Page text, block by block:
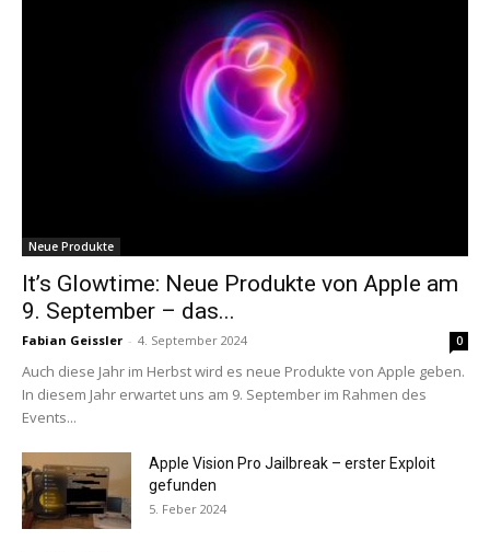
Neue Produkte
It’s Glowtime: Neue Produkte von Apple am
9. September – das...
Fabian Geissler - 4. September 2024 0
Auch diese Jahr im Herbst wird es neue Produkte von Apple geben.
In diesem Jahr erwartet uns am 9. September im Rahmen des
Events...
Apple Vision Pro Jailbreak – erster Exploit
gefunden
5. Feber 2024